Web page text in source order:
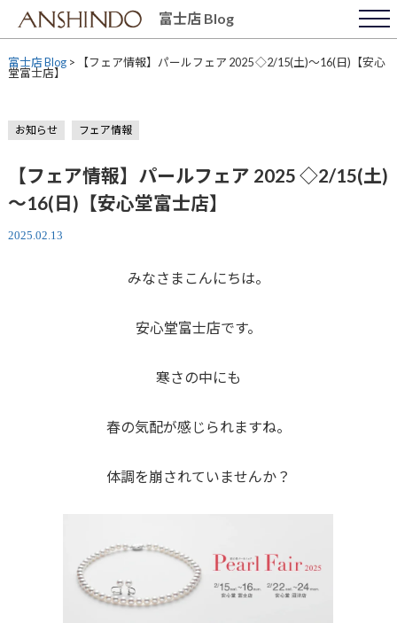
content
富士店 Blog
富士店 Blog> 【フェア情報】パールフェア 2025 ◇2/15(土)～16(日)【安心
堂富士店】
お知らせ フェア情報
【フェア情報】パールフェア 2025 ◇2/15(土)
～16(日)【安心堂富士店】
2025.02.13
みなさまこんにちは。
安心堂富士店です。
寒さの中にも
春の気配が感じられますね。
体調を崩されていませんか？